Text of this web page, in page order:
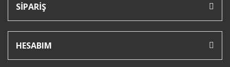
SİPARİŞ
HESABIM